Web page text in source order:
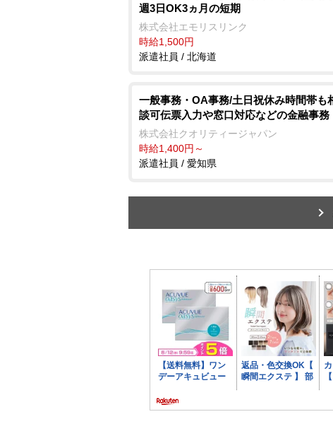
週3日OK3ヵ月の短期
株式会社エモリスリンク
時給1,500円
派遣社員 / 北海道
一般事務・OA事務/土日祝休み時間帯も
談可伝票入力や窓口対応などの金融事務
株式会社クオリティージャパン
時給1,400円～
派遣社員 / 愛知県